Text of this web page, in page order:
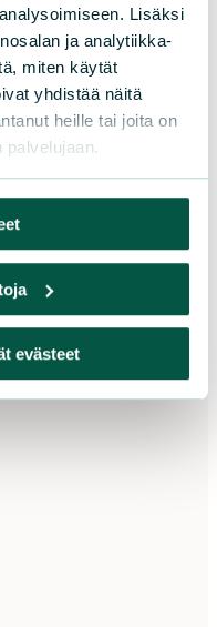
Lisäksi
ja analytiikka-
miten käytät
yhdistää näitä
heille tai joita on
palvelujaan.
evästeet